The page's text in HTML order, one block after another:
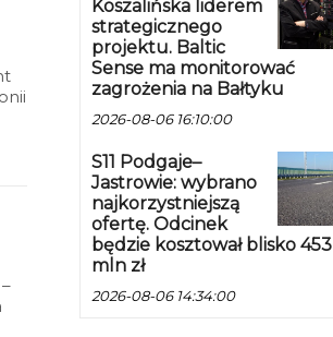
Koszalińska liderem
strategicznego
projektu. Baltic
Sense ma monitorować
zagrożenia na Bałtyku
2026-08-06 16:10:00
S11 Podgaje–
Jastrowie: wybrano
najkorzystniejszą
ofertę. Odcinek
będzie kosztował blisko 453
mln zł
2026-08-06 14:34:00